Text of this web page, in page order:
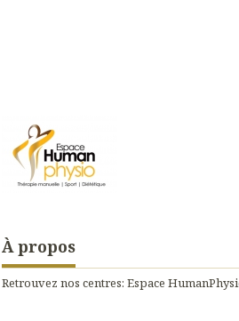
À propos
Retrouvez nos centres: Espace